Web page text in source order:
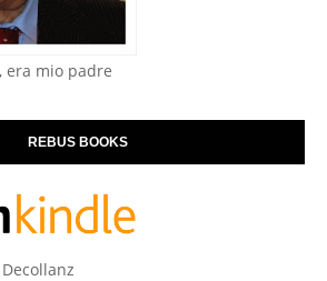
era mio padre
REBUS BOOKS